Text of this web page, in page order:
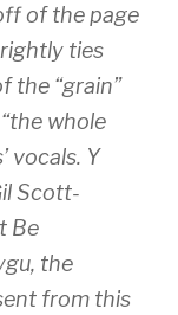
of the page
rightly ties
the “grain”
whole
vocals. Y
Scott-
Be
the
from this